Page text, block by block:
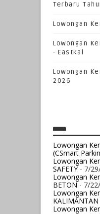
Terbaru
Lowongan
Lowongan
- Eastkal
Lowongan
2026
Lowongan
(CSmart
Lowongan
SAFETY- 7/
Lowongan
BETON- 7/
Lowongan
KALIMANTAN
Lowongan